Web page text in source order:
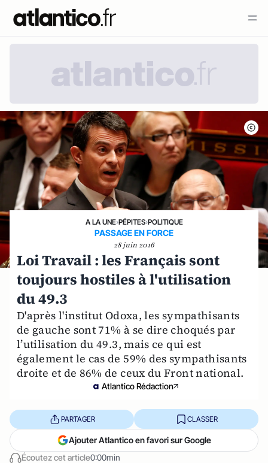
A LA UNE›PÉPITES›POLITIQUE
PASSAGE EN FORCE
28 juin 2016
Loi Travail : les Français sont
toujours hostiles à l'utilisation
du 49.3
D'après l'institut Odoxa, les sympathisants
de gauche sont 71% à se dire choqués par
l’utilisation du 49.3, mais ce qui est
également le cas de 59% des sympathisants
droite et de 86% de ceux du Front national.
Atlantico Rédaction
Écoutez cet article0:00min
PARTAGER CLASSER
Ajouter Atlantico en favori sur Google